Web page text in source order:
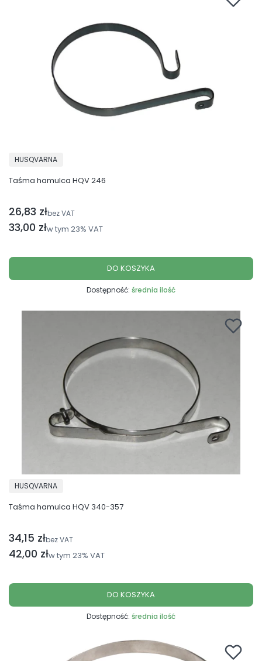
Taśma hamulca HQV 246
PRODUCENT
HUSQVARNA
Cena brutto
33,00 złw tym 23% VAT
Cena netto
26,83 złbez VAT
DO KOSZYKA
Dostępność: średnia ilość
Taśma hamulca HQV 340-357
PRODUCENT
HUSQVARNA
Cena brutto
42,00 złw tym 23% VAT
Cena netto
34,15 złbez VAT
DO KOSZYKA
Dostępność: średnia ilość